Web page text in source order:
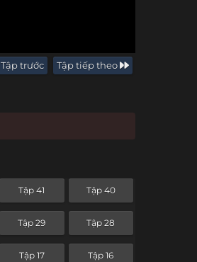
Tập trước Tập tiếp theo
Tập 41 Tập 40
Tập 29 Tập 28
Tập 17 Tập 16